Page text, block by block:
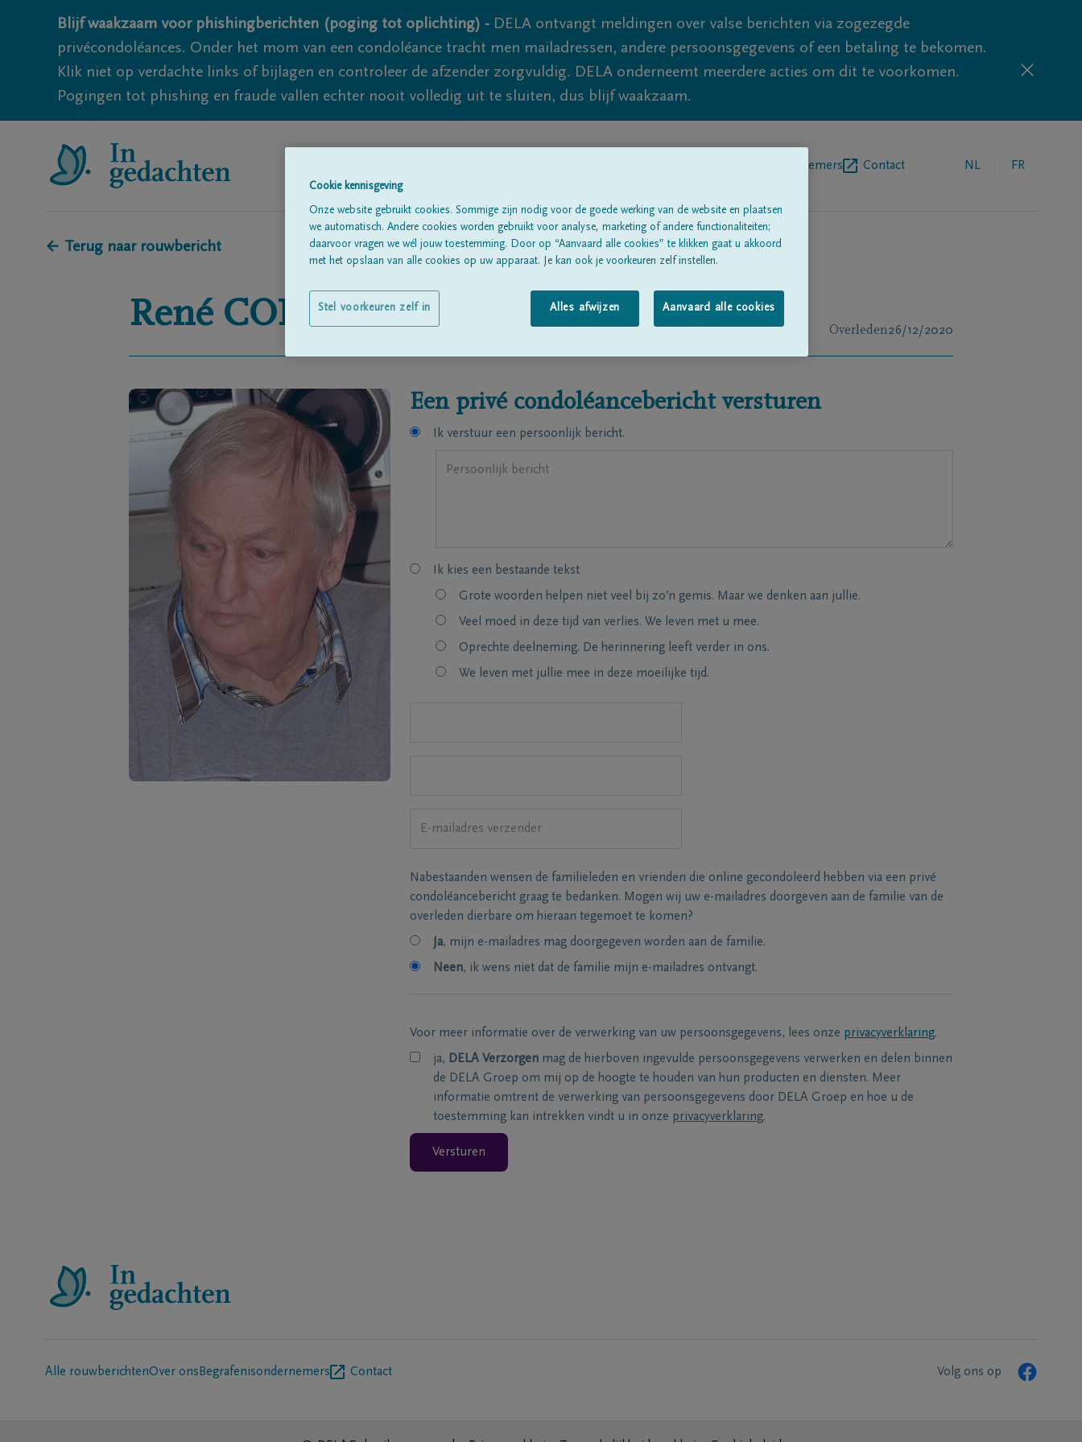
Blijf waakzaam voor phishingberichten (poging tot oplichting) - DELA ontvangt meldingen over valse berichten via zogezegde
privécondoléances. Onder het mom van een condoléance tracht men mailadressen, andere persoonsgegevens of een betaling te bekomen.
Klik niet op verdachte links of bijlagen en controleer de afzender zorgvuldig. DELA onderneemt meerdere acties om dit te voorkomen.
Pogingen tot phishing en fraude vallen echter nooit volledig uit te sluiten, dus blijf waakzaam.
Begrafenisondernemers Contact NL FR
← Terug naar rouwbericht
René CONTOR Overleden26/12/2020
Een privé condoléancebericht versturen
Ik verstuur een persoonlijk bericht.
Ik kies een bestaande tekst
Grote woorden helpen niet veel bij zo’n gemis. Maar we denken aan jullie.
Veel moed in deze tijd van verlies. We leven met u mee.
Oprechte deelneming. De herinnering leeft verder in ons.
We leven met jullie mee in deze moeilijke tijd.
Nabestaanden wensen de familieleden en vrienden die online gecondoleerd hebben via een privé
condoléancebericht graag te bedanken. Mogen wij uw e-mailadres doorgeven aan de familie van de
overleden dierbare om hieraan tegemoet te komen?
Ja, mijn e-mailadres mag doorgegeven worden aan de familie.
Neen, ik wens niet dat de familie mijn e-mailadres ontvangt.
Voor meer informatie over de verwerking van uw persoonsgegevens, lees onze privacyverklaring.
ja, DELA Verzorgen mag de hierboven ingevulde persoonsgegevens verwerken en delen binnen
de DELA Groep om mij op de hoogte te houden van hun producten en diensten. Meer
informatie omtrent de verwerking van persoonsgegevens door DELA Groep en hoe u de
toestemming kan intrekken vindt u in onze privacyverklaring.
Versturen
Alle rouwberichtenOver ons Begrafenisondernemers Contact Volg ons op
Cookie kennisgeving
Onze website gebruikt cookies. Sommige zijn nodig voor de goede werking van de website en plaatsen
we automatisch. Andere cookies worden gebruikt voor analyse, marketing of andere functionaliteiten;
daarvoor vragen we wél jouw toestemming. Door op “Aanvaard alle cookies” te klikken gaat u akkoord
met het opslaan van alle cookies op uw apparaat. Je kan ook je voorkeuren zelf instellen.
Alles afwijzen Aanvaard alle cookies
Stel voorkeuren zelf in